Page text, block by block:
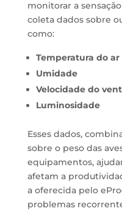
monitorar a
coleta dados sobre
como:
Temperatura do ar
Umidade
Velocidade do
Luminosidade
Esses dados,
sobre o peso das
equipamentos,
afetam a
a oferecida pelo
problemas